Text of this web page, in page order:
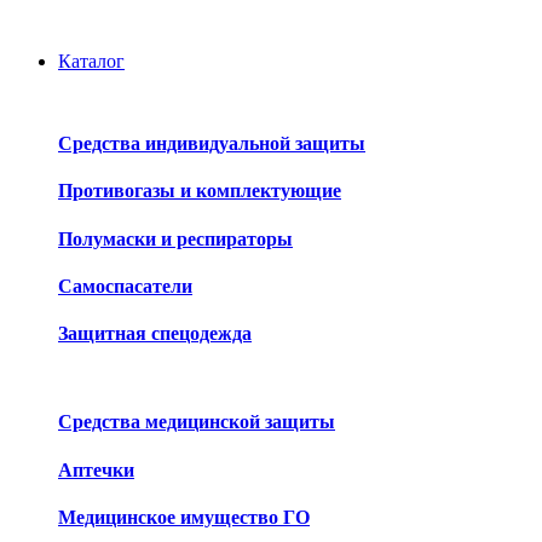
Каталог
Средства индивидуальной защиты
Противогазы и комплектующие
Полумаски и респираторы
Самоспасатели
Защитная спецодежда
Средства медицинской защиты
Аптечки
Медицинское имущество ГО